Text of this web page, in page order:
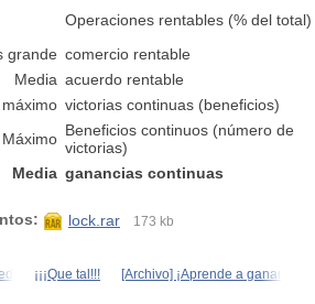
Operaciones rentables (% del total)
grande comercio rentable
Media acuerdo rentable
victorias continuas (beneficios)
Máximo Beneficios continuos (número de
victorias)
Media ganancias continuas
lock.rar 173 kb
¡¡¡Que tal!!! [Archivo] ¡Aprende a ganar